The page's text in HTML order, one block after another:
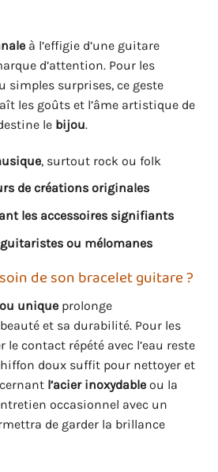
à l’effigie d’une guitare
d’attention. Pour les
simples surprises, ce geste
les goûts et l’âme artistique de
le bijou.
, surtout rock ou folk
de créations originales
les accessoires signifiants
ou mélomanes
de son bracelet guitare ?
unique prolonge
et sa durabilité. Pour les
le contact répété avec l’eau reste
doux suffit pour nettoyer et
l’acier inoxydable ou la
occasionnel avec un
de garder la brillance